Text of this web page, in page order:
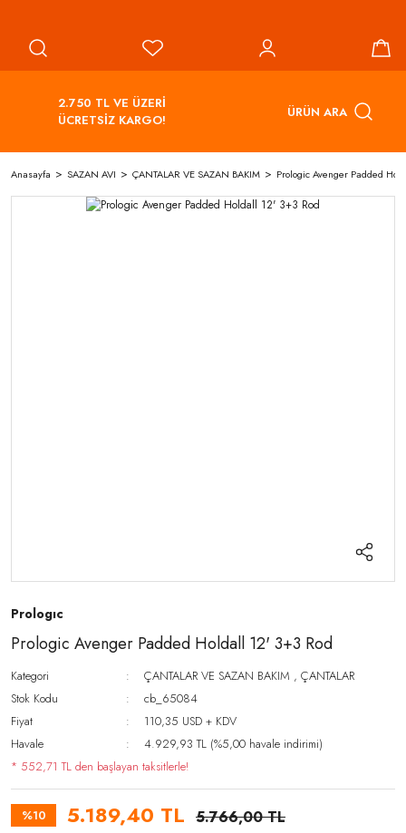
2.750 TL VE ÜZERİ
ÜCRETSİZ KARGO!
ÜRÜN ARA
Anasayfa SAZAN AVI ÇANTALAR VE SAZAN BAKIM Prologic Avenger Padded
Prologıc
Prologic Avenger Padded Holdall 12' 3+3 Rod
Kategori ÇANTALAR VE SAZAN BAKIM ,ÇANTALAR
Stok Kodu
cb_65084
Fiyat
110,35 USD + KDV
Havale
4.929,93 TL (%5,00 havale indirimi)
* 552,71 TL den başlayan taksitlerle!
%10 5.189,40 TL 5.766,00 TL